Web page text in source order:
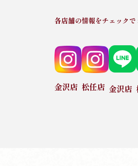
各店舗の情報をチェックで
金沢店 松任店 金沢店